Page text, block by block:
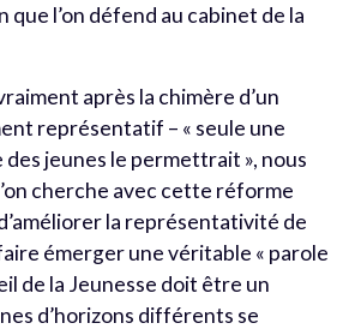
que l’on défend au cabinet de la
après la chimère d’un
représentatif – « seule une
jeunes le permettrait », nous
cherche avec cette réforme
la représentativité de
émerger une véritable « parole
de la Jeunesse doit être un
d’horizons différents se